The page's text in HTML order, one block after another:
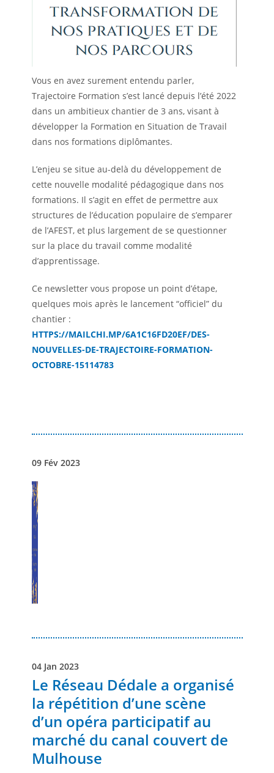
Vous en avez surement entendu parler,
Trajectoire Formation s’est lancé depuis l’été 2022
dans un ambitieux chantier de 3 ans, visant à
développer la Formation en Situation de Travail
dans nos formations diplômantes.
L’enjeu se situe au-delà du développement de
cette nouvelle modalité pédagogique dans nos
formations. Il s’agit en effet de permettre aux
structures de l’éducation populaire de s’emparer
de l’AFEST, et plus largement de se questionner
sur la place du travail comme modalité
d’apprentissage.
Ce newsletter vous propose un point d’étape,
quelques mois après le lancement “officiel” du
chantier :
HTTPS://MAILCHI.MP/6A1C16FD20EF/DES-
NOUVELLES-DE-TRAJECTOIRE-FORMATION-
OCTOBRE-15114783
09 Fév 2023
04 Jan 2023
Le Réseau Dédale a organisé
la répétition d’une scène
d’un opéra participatif au
marché du canal couvert de
Mulhouse